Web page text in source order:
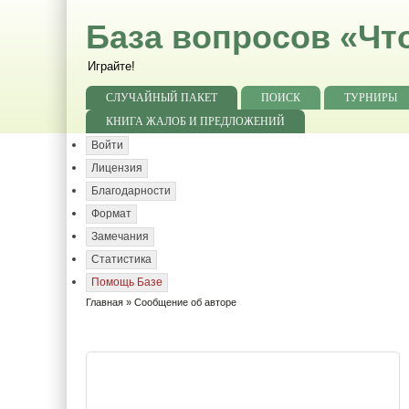
База вопросов
Играйте!
СЛУЧАЙНЫЙ ПАКЕТ ПОИСК
ТУРНИРЫ
КНИГА ЖАЛОБ И ПРЕДЛОЖЕНИЙ
Войти
Лицензия
Благодарности
Формат
Замечания
Статистика
Помощь Базе
Главная » Сообщение об авторе